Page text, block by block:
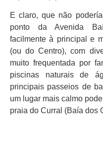
E claro, que não
ponto da Avenida
facilmente à principal e
(ou do Centro), com
muito frequentada por
piscinas naturais de
principais passeios de
um lugar mais calmo
praia do Curral (Baía dos